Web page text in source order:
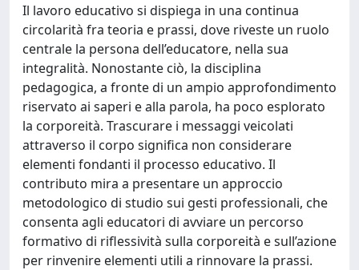
Il lavoro educativo si dispiega in una continua
circolarità fra teoria e prassi, dove riveste un ruolo
centrale la persona dell’educatore, nella sua
integralità. Nonostante ciò, la disciplina
pedagogica, a fronte di un ampio approfondimento
riservato ai saperi e alla parola, ha poco esplorato
la corporeità. Trascurare i messaggi veicolati
attraverso il corpo significa non considerare
elementi fondanti il processo educativo. Il
contributo mira a presentare un approccio
metodologico di studio sui gesti professionali, che
consenta agli educatori di avviare un percorso
formativo di riflessività sulla corporeità e sull’azione
per rinvenire elementi utili a rinnovare la prassi.